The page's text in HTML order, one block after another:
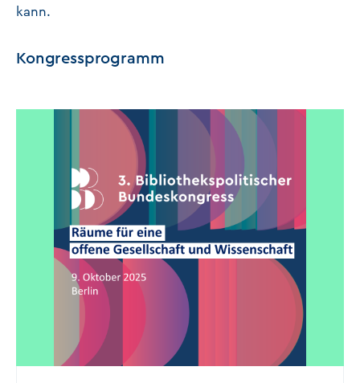
kann.
Kongressprogramm